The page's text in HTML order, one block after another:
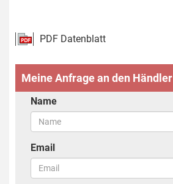
PDF Datenblatt
Meine Anfrage an den Händler
Name
Email